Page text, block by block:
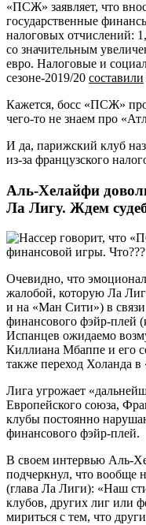
«ПСЖ» заявляет, что
государственные
налоговых отчислений:
со значительным
евро. Налоговые и
сезоне-2019/20 составили
Кажется, босс «ПСЖ»
чего-то не знаем про
И да, парижский клуб
из-за французского
Аль-Хелайфи
Ла Лигу. Ждем
Очевидно, что
жалобой, которую Ла
и на «Ман Сити») в
финансового фэйр-плей
Испанцев ожидаемо
Киллиана Мбаппе и его
также переход Холанда
Лига угрожает
Европейского союза,
клубы постоянно
финансового фэйр-плей.
В своем интервью Аль-
подчеркнул, что вообще
(глава Ла Лиги): «Наш
клубов, других лиг или
мириться с тем, что